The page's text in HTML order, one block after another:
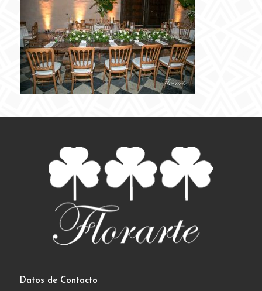
Datos de Contacto